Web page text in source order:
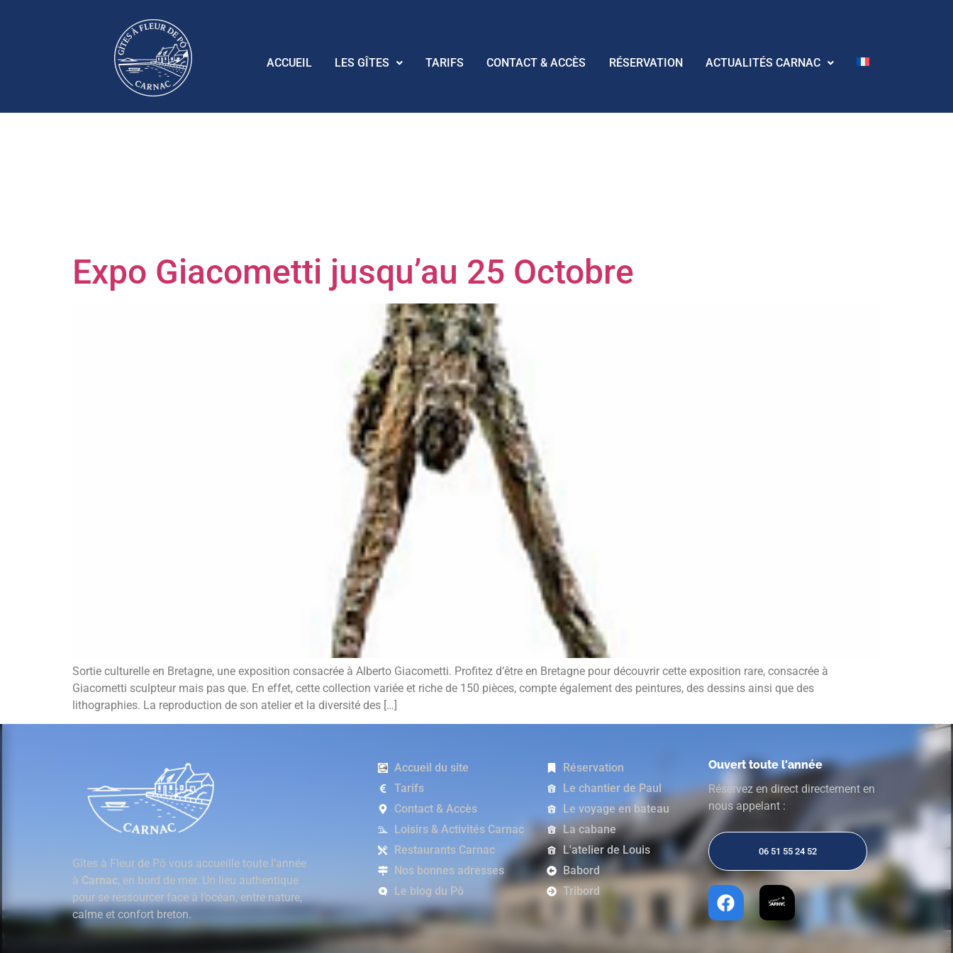
ACCUEIL LES GÎTES TARIFS CONTACT & ACCÈS RÉSERVATION ACTUALITÉS CARNAC
Expo Giacometti jusqu’au 25 Octobre
Sortie culturelle en Bretagne, une exposition consacrée à Alberto Giacometti. Profitez d’être en Bretagne pour découvrir cette exposition rare, consacrée à
Giacometti sculpteur mais pas que. En effet, cette collection variée et riche de 150 pièces, compte également des peintures, des dessins ainsi que des
lithographies. La reproduction de son atelier et la diversité des […]
Gîtes à Fleur de Pô vous accueille toute l’année
à Carnac, en bord de mer. Un lieu authentique
pour se ressourcer face à l’océan, entre nature,
calme et confort breton.
Accueil du site
Tarifs
Contact & Accès
Loisirs & Activités Carnac
Restaurants Carnac
Nos bonnes adresses
Le blog du Pô
Réservation
Le chantier de Paul
Le voyage en bateau
La cabane
L'atelier de Louis
Babord
Tribord
Ouvert toute l'année
Réservez en direct directement en
nous appelant :
06 51 55 24 52